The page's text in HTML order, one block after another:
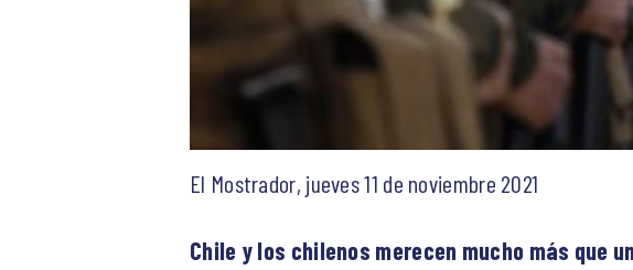
El Mostrador, jueves 11 de noviembre 2021
Chile y los chilenos merecen mucho más que